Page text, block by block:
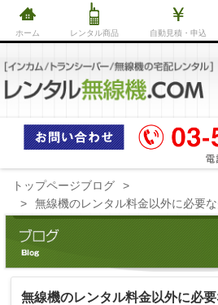
ホーム レンタル商品 自動見積・申込
トップページブログ
無線機のレンタル料金以外に必要
無線機のレンタル料金以外に必